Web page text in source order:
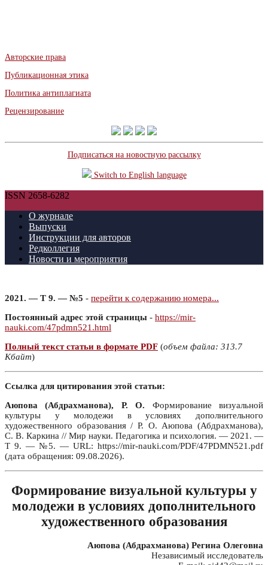
Авторские права
Публикационная этика
Политика антиплагиата
Рецензирование
Подписаться на новостную рассылку
Switch to English language
ISSN 2658-6282
О журнале
Выпуски
Инструкции для авторов
Редколлегия
Новости и мероприятия
2021. — Т 9. — №5 - перейти к содержанию номера...
Постоянный адрес этой страницы - https://mir-
nauki.com/47pdmn521.html
Полный текст статьи в формате PDF (объем файла: 313.7
Кбайт)
Ссылка для цитирования этой статьи:
Аюпова (Абдрахманова), Р. О. Формирование визуальной
культуры у молодежи в условиях дополнительного
художественного образования / Р. О. Аюпова (Абдрахманова),
С. В. Каркина // Мир науки. Педагогика и психология. — 2021. —
Т 9. — №5. — URL: https://mir-nauki.com/PDF/47PDMN521.pdf
(дата обращения: 09.08.2026).
Формирование визуальной культуры у
молодежи в условиях дополнительного
художественного образования
Аюпова (Абдрахманова) Регина Олеговна
Независимый исследователь